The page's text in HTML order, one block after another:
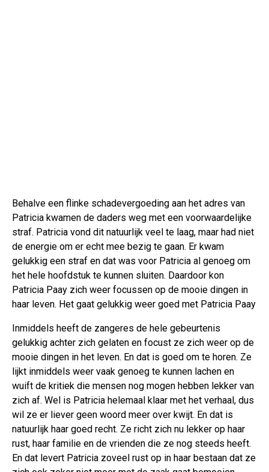
Behalve een flinke schadevergoeding aan het adres van
Patricia kwamen de daders weg met een voorwaardelijke
straf. Patricia vond dit natuurlijk veel te laag, maar had niet
de energie om er echt mee bezig te gaan. Er kwam
gelukkig een straf en dat was voor Patricia al genoeg om
het hele hoofdstuk te kunnen sluiten. Daardoor kon
Patricia Paay zich weer focussen op de mooie dingen in
haar leven. Het gaat gelukkig weer goed met Patricia Paay
Inmiddels heeft de zangeres de hele gebeurtenis
gelukkig achter zich gelaten en focust ze zich weer op de
mooie dingen in het leven. En dat is goed om te horen. Ze
lijkt inmiddels weer vaak genoeg te kunnen lachen en
wuift de kritiek die mensen nog mogen hebben lekker van
zich af. Wel is Patricia helemaal klaar met het verhaal, dus
wil ze er liever geen woord meer over kwijt. En dat is
natuurlijk haar goed recht. Ze richt zich nu lekker op haar
rust, haar familie en de vrienden die ze nog steeds heeft.
En dat levert Patricia zoveel rust op in haar bestaan dat ze